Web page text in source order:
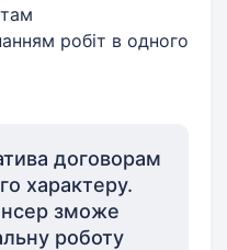
робіт в одного
договорам
характеру.
зможе
роботу